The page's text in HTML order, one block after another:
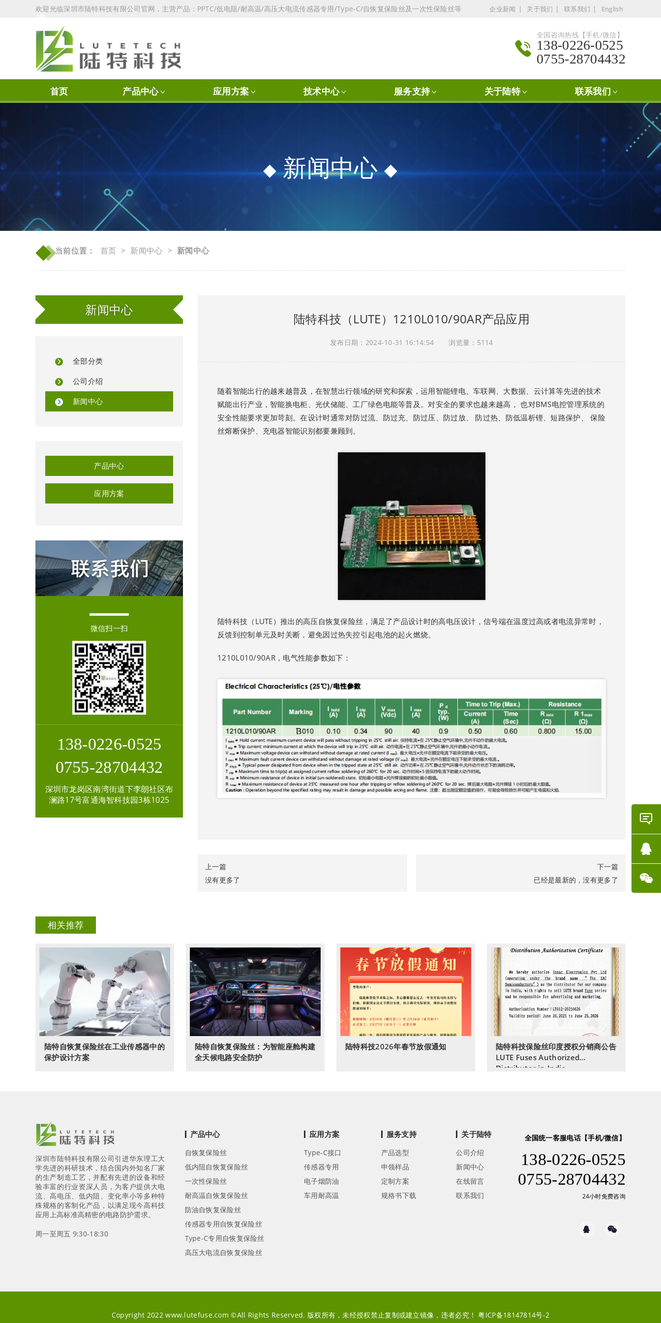
欢迎光临深圳市陆特科技有限公司官网，主营产品：PPTC/低电阻/耐高温/高压大电流传感器专用/Type-C/自恢复保险丝及一次性保险丝等 企业新闻 | 关于我们 | 联系我们 | English
全国咨询热线【手机/微信】
138-0226-0525
0755-28704432
首页 产品中心 应用方案 技术中心 服务支持 关于陆特 联系我们
新闻中心
◆
◆当前位置： 首页 > 新闻中心 > 新闻中心
新闻中心
全部分类
公司介绍
新闻中心
产品中心
应用方案
微信扫一扫
138-0226-0525
0755-28704432
深圳市龙岗区南湾街道下李朗社区布
澜路17号富通海智科技园3栋1025
陆特科技（LUTE）1210L010/90AR产品应用
发布日期：2024-10-31 16:14:54 浏览量：5114
随着智能出行的越来越普及，在智慧出行领域的研究和探索，运用智能锂电、车联网、大数据、云计算等先进的技术
赋能出行产业，智能换电柜、光伏储能、工厂绿色电能等普及。对安全的要求也越来越高， 也对BMS电控管理系统的
安全性能要求更加苛刻。在设计时通常对防过流、防过充、防过压、防过放、 防过热、防低温析锂、短路保护、 保险
丝熔断保护、充电器智能识别都要兼顾到。
陆特科技（LUTE）推出的高压自恢复保险丝，满足了产品设计时的高电压设计，信号端在温度过高或者电流异常时，
反馈到控制单元及时关断，避免因过热失控引起电池的起火燃烧。
1210L010/90AR，电气性能参数如下：
上一篇
没有更多了
下一篇
已经是最新的，没有更多了
相关推荐
陆特自恢复保险丝在工业传感器中的
保护设计方案
陆特自恢复保险丝：为智能座舱构建
全天候电路安全防护
陆特科技2026年春节放假通知
陆特科技保险丝印度授权分销商公告
LUTE Fuses Authorized
Distributor in India
深圳市陆特科技有限公司引进华东理工大
学先进的科研技术，结合国内外知名厂家
的生产制造工艺，并配有先进的设备和经
验丰富的行业资深人员，为客户提供大电
流、高电压、低内阻、变化率小等多种特
殊规格的客制化产品，以满足现今高科技
应用上高标准高精密的电路防护需求。
周一至周五 9:30-18:30
产品中心
自恢复保险丝
低内阻自恢复保险丝
一次性保险丝
耐高温自恢复保险丝
防油自恢复保险丝
传感器专用自恢复保险丝
Type-C专用自恢复保险丝
高压大电流自恢复保险丝
应用方案
Type-C接口
传感器专用
电子烟防油
车用耐高温
服务支持
产品选型
申领样品
定制方案
规格书下载
关于陆特
公司介绍
新闻中心
在线留言
联系我们
全国统一客服电话【手机/微信】
138-0226-0525
0755-28704432
24小时免费咨询
Copyright 2022 www.lutefuse.com ©All Rights Reserved. 版权所有，未经授权禁止复制或建立镜像，违者必究！粤ICP备18147814号-2
在线
咨询
QQ咨
询